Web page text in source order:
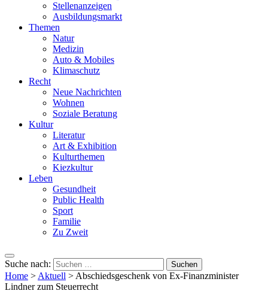
Stellenanzeigen
Ausbildungsmarkt
Themen
Natur
Medizin
Auto & Mobiles
Klimaschutz
Recht
Neue Nachrichten
Wohnen
Soziale Beratung
Kultur
Literatur
Art & Exhibition
Kulturthemen
Kiezkultur
Leben
Gesundheit
Public Health
Sport
Familie
Zu Zweit
Suche nach:
Home > Aktuell > Abschiedsgeschenk von Ex-Finanzminister
Lindner zum Steuerrecht